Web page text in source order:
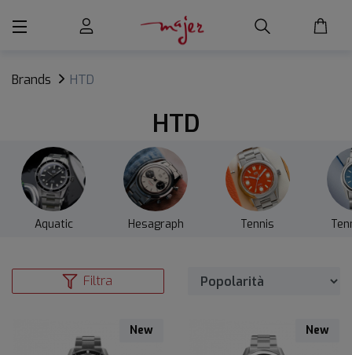
Brands HTD
HTD
Aquatic Hesagraph Tennis
Filtra
New New